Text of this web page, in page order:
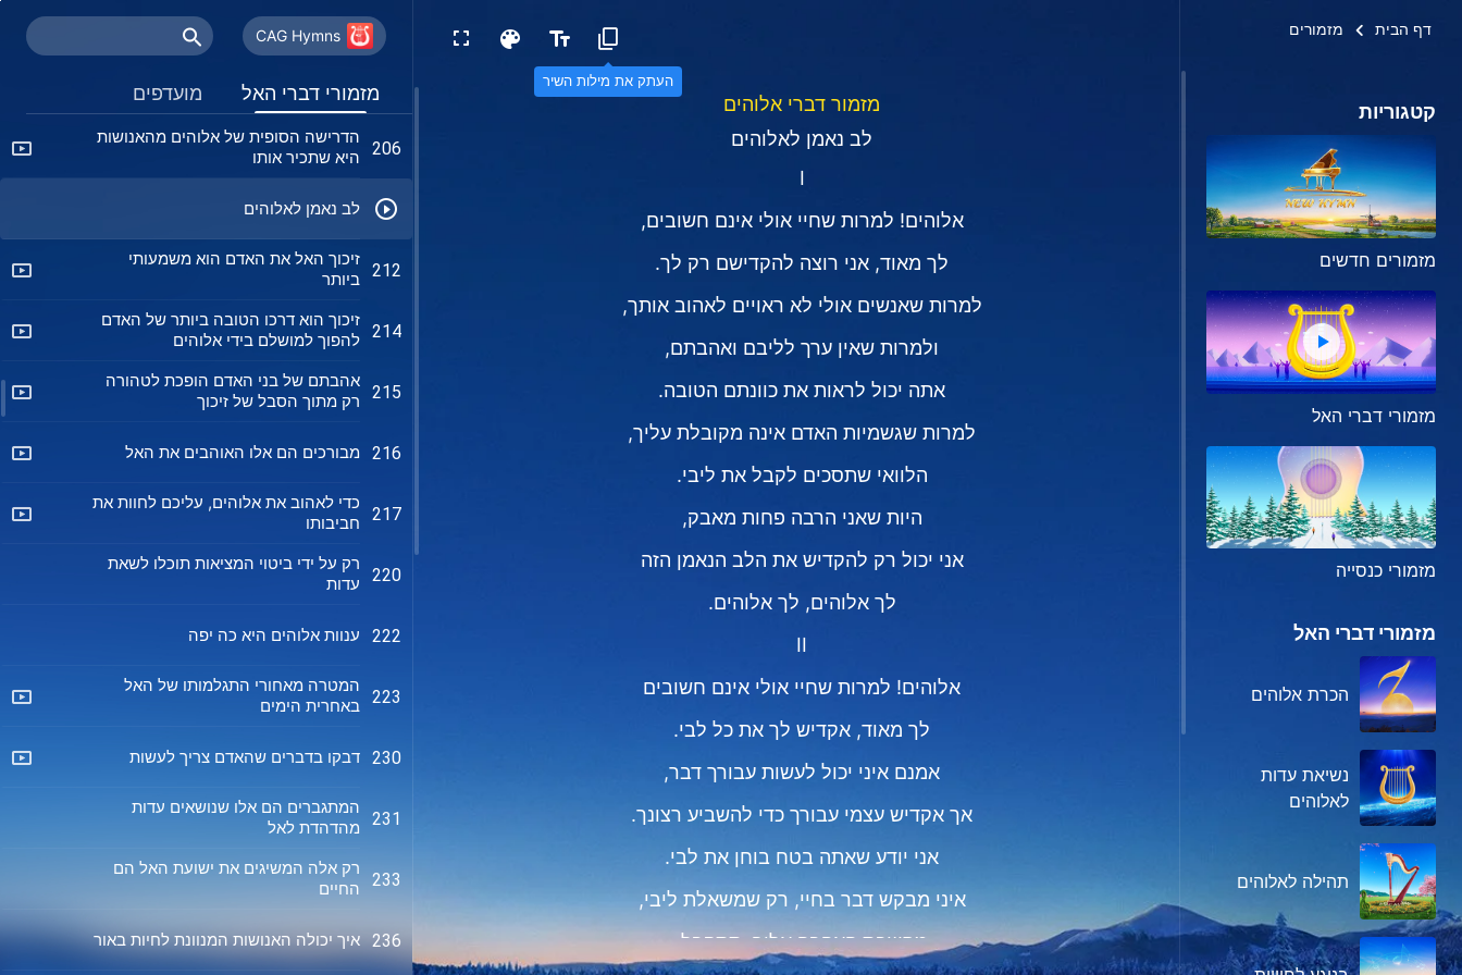
דף הבית מזמורים
העתק את מילות השיר
קטגוריות
מזמורים חדשים
מזמורי דברי האל
מזמורי כנסייה
מזמורי דברי האל
הכרת אלוהים
נשיאת עדות
לאלוהים
תהילה לאלוהים
מזמור דברי אלוהים
לב נאמן לאלוהים
I
אלוהים! למרות שחיי אולי אינם חשובים,
לך מאוד, אני רוצה להקדישם רק לך.
למרות שאנשים אולי לא ראויים לאהוב אותך,
ולמרות שאין ערך לליבם ואהבתם,
אתה יכול לראות את כוונתם הטובה.
למרות שגשמיות האדם אינה מקובלת עליך,
הלוואי שתסכים לקבל את ליבי.
היות שאני הרבה פחות מאבק,
אני יכול רק להקדיש את הלב הנאמן הזה
לך אלוהים, לך אלוהים.
II
אלוהים! למרות שחיי אולי אינם חשובים
לך מאוד, אקדיש לך את כל לבי.
אמנם איני יכול לעשות עבורך דבר,
אך אקדיש עצמי עבורך כדי להשביע רצונך.
אני יודע שאתה בטח בוחן את לבי.
איני מבקש דבר בחיי, רק שמשאלת ליבי,
מחשבת האהבה אליך, תתקבל.
CAG Hymns
מזמורי דברי האל מועדפים
202
רק באמצעות סבל וזיכוך האל יכול להביא
אתכם לידי שלמות
205
עדות לאל
206
הדרישה הסופית של אלוהים מהאנושות
היא שתכיר אותו
לב נאמן לאלוהים
212
זיכוך האל את האדם הוא משמעותי
ביותר
214
זיכוך הוא דרכו הטובה ביותר של האדם
להפוך למושלם בידי אלוהים
215
אהבתם של בני האדם הופכת לטהורה
רק מתוך הסבל של זיכוך
216 מבורכים הם אלו האוהבים את האל
217
כדי לאהוב את אלוהים, עליכם לחוות את
חביבותו
220
רק על ידי ביטוי המציאות תוכלו לשאת
עדות
222 ענוות אלוהים היא כה יפה
223
המטרה מאחורי התגלמותו של האל
באחרית הימים
230 דבקו בדברים שהאדם צריך לעשות
231
המתגברים הם אלו שנושאים עדות
מהדהדת לאל
233
רק אלה המשיגים את ישועת האל הם
החיים
236 איך יכולה האנושות המנוונת לחיות באור